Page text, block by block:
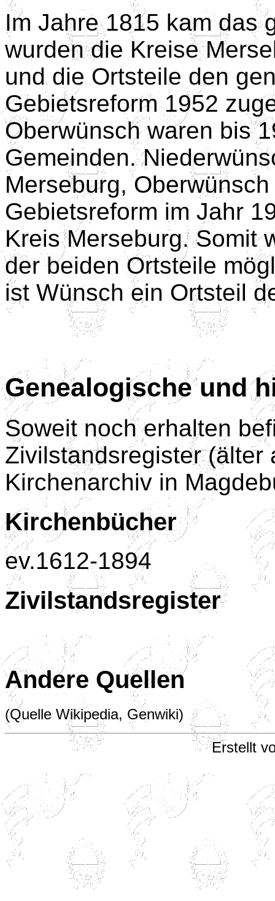
Im Jahre 1815 kam das
wurden die Kreise
und die Ortsteile den
Gebietsreform 1952
Oberwünsch waren bis
Gemeinden.
Merseburg,
Gebietsreform im Jahr
Kreis Merseburg. Somit
der beiden Ortsteile
ist Wünsch ein Ortsteil
Genealogische und
Soweit noch erhalten
Zivilstandsregister (älter
Kirchenarchiv in
Kirchenbücher
ev.1612-1894
Zivilstandsregister
Andere Quellen
(Quelle Wikipedia, Genwiki)
Erstellt